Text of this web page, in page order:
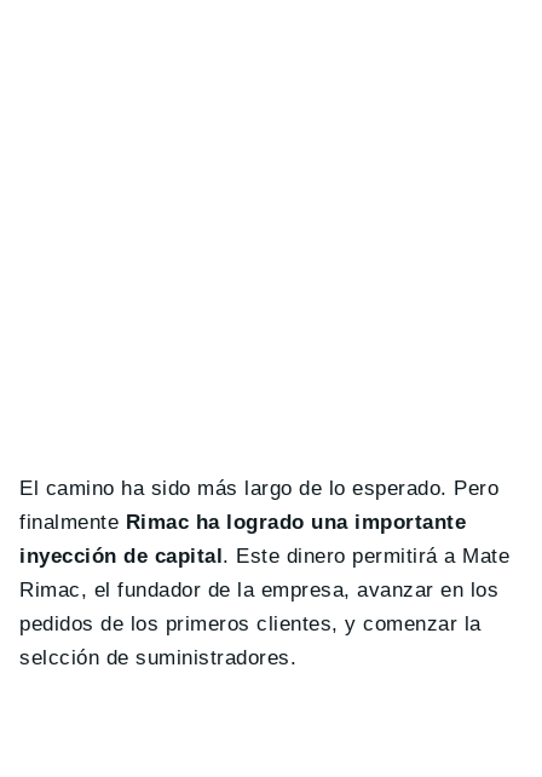
El camino ha sido más largo de lo esperado. Pero
finalmente Rimac ha logrado una importante
inyección de capital. Este dinero permitirá a Mate
Rimac, el fundador de la empresa, avanzar en los
pedidos de los primeros clientes, y comenzar la
selcción de suministradores.